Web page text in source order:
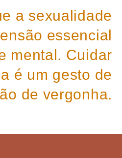
a sexualidade
essencial
mental. Cuidar
é um gesto de
de vergonha.